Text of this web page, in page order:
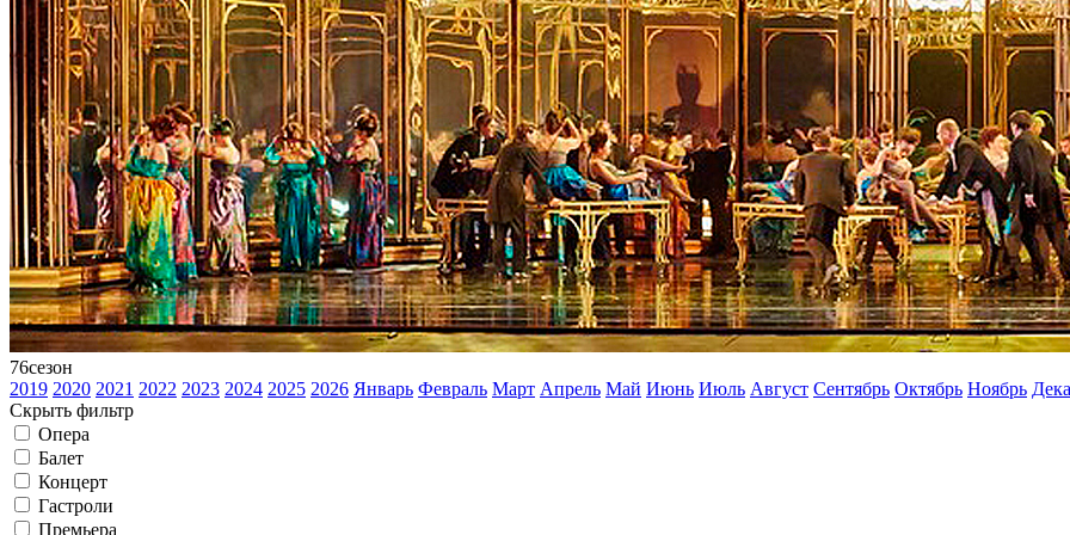
76сезон
2019 2020 2021 2022 2023 2024 2025 2026 Январь Февраль Март Апрель Май Июнь Июль Август Сентябрь Октябрь Ноябрь
Скрыть фильтр
Опера
Балет
Концерт
Гастроли
Премьера